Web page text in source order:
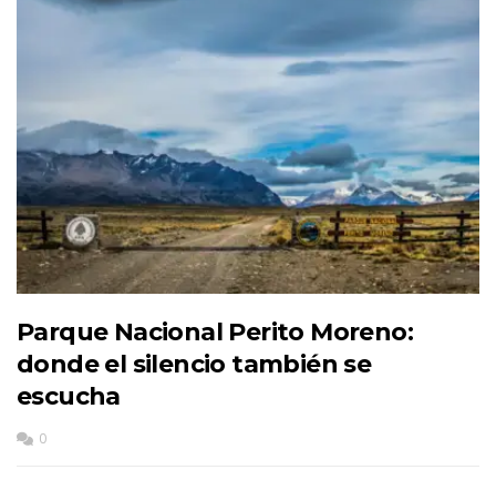
Parque Nacional Perito Moreno:
donde el silencio también se
escucha
0